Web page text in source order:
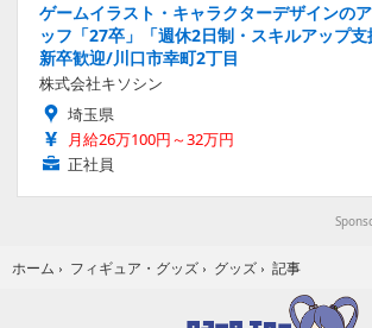
ゲームイラスト・キャラクターデザインの
ッフ「27卒」「週休2日制・スキルアップ
新卒歓迎/川口市幸町2丁目
株式会社キソシン
埼玉県
月給26万100円～32万円
正社員
ホーム › フィギュア・グッズ › グッズ › 記事